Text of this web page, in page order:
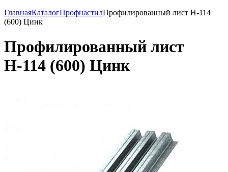
ГлавнаяКаталогПрофнастилПрофилированный лист Н-114
(600) Цинк
Профилированный лист
Н-114 (600) Цинк